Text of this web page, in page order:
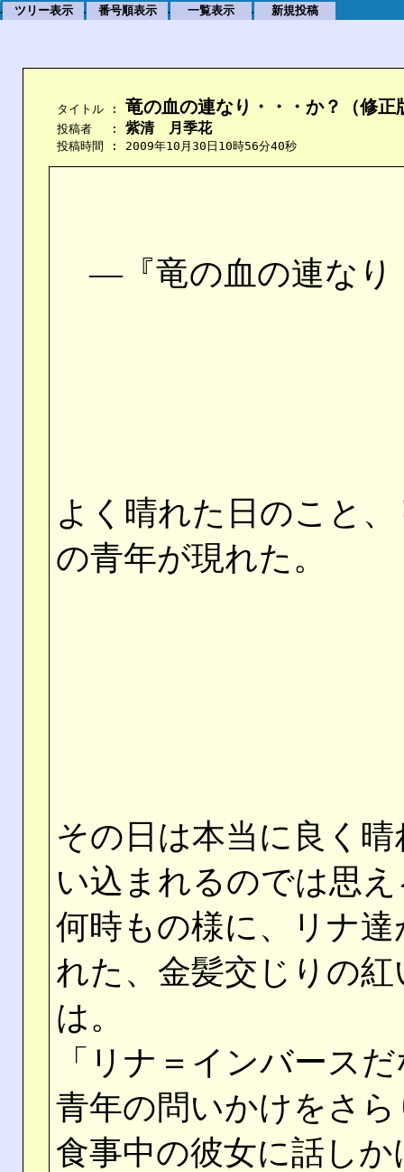
. ツリー表示 . 番号順表示 . 一覧表示 . 新規投稿
    タイトル :
竜の血の連なり・・・か？（修正
    投稿者　 :
紫清　月季花
    投稿時間 : 2009年10月30日10時56分40秒
―『竜の血の連なり
よく晴れた日のこと
の青年が現れた。
その日は本当に良く
い込まれるのでは思
何時もの様に、リナ
れた、金髪交じりの
は。
「リナ＝インバース
青年の問いかけをさ
食事中の彼女に話し